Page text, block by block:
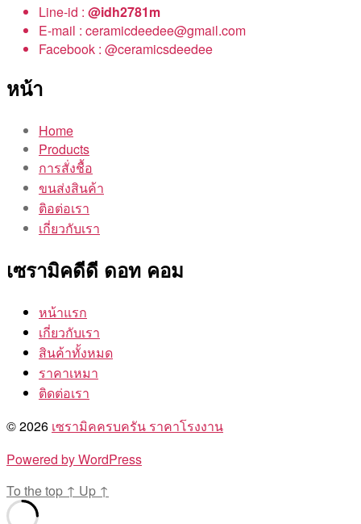
Line-id : @idh2781m
E-mail : ceramicdeedee@gmail.com
Facebook : @ceramicsdeedee
หน้า
Home
Products
การสั่งชื้อ
ขนส่งสินค้า
ติอต่อเรา
เกี่ยวกับเรา
เซรามิคดีดี ดอท คอม
หน้าแรก
เกี่ยวกับเรา
สินค้าทั้งหมด
ราคาเหมา
ติดต่อเรา
© 2026 เซรามิคครบครัน ราคาโรงงาน
Powered by WordPress
To the top ↑ Up ↑